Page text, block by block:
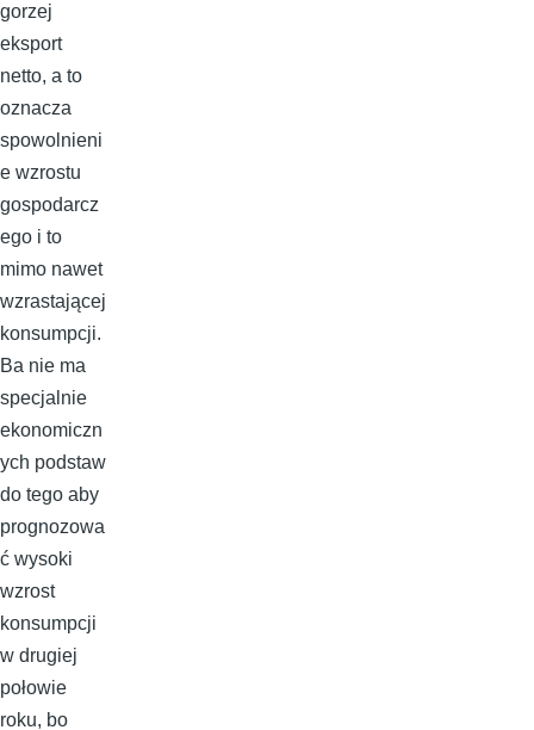
gorzej
eksport
netto, a to
oznacza
spowolnieni
e wzrostu
gospodarcz
ego i to
mimo nawet
wzrastającej
konsumpcji.
Ba nie ma
specjalnie
ekonomiczn
ych podstaw
do tego aby
prognozowa
ć wysoki
wzrost
konsumpcji
w drugiej
połowie
roku, bo